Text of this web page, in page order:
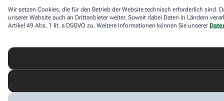
Wir setzen Cookies, die für den Betrieb der Website technisch erforderlich sind.
unserer Website auch an Drittanbieter weiter. Soweit dabei Daten in Ländern
Artikel 49 Abs. 1 lit. a DSGVO zu. Weitere Informationen können Sie unserer